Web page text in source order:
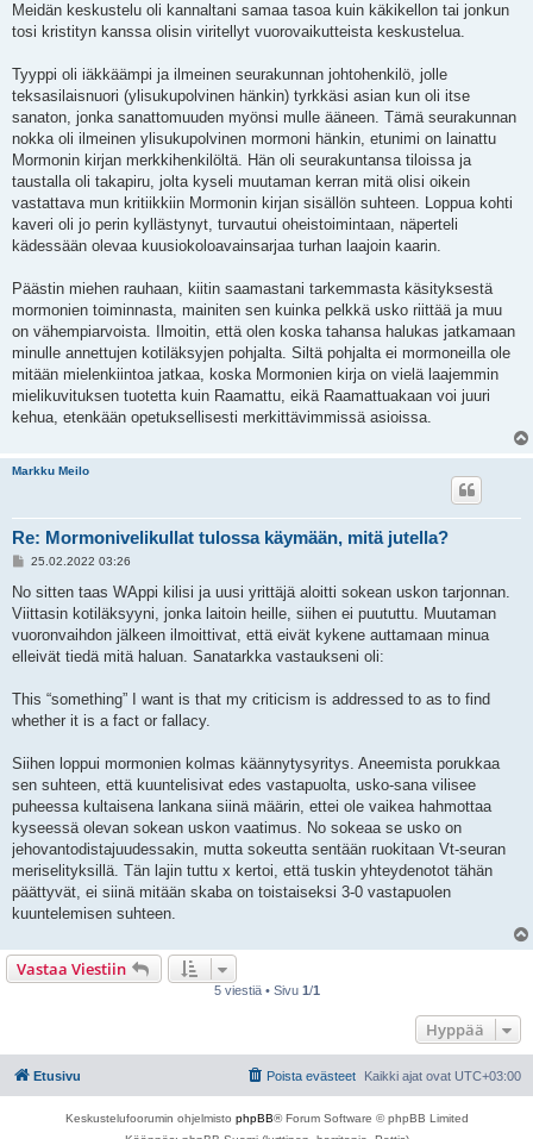
Meidän keskustelu oli kannaltani samaa tasoa kuin käkikellon tai jonkun
tosi kristityn kanssa olisin viritellyt vuorovaikutteista keskustelua.
Tyyppi oli iäkkäämpi ja ilmeinen seurakunnan johtohenkilö, jolle
teksasilaisnuori (ylisukupolvinen hänkin) tyrkkäsi asian kun oli itse
sanaton, jonka sanattomuuden myönsi mulle ääneen. Tämä seurakunnan
nokka oli ilmeinen ylisukupolvinen mormoni hänkin, etunimi on lainattu
Mormonin kirjan merkkihenkilöltä. Hän oli seurakuntansa tiloissa ja
taustalla oli takapiru, jolta kyseli muutaman kerran mitä olisi oikein
vastattava mun kritiikkiin Mormonin kirjan sisällön suhteen. Loppua kohti
kaveri oli jo perin kyllästynyt, turvautui oheistoimintaan, näperteli
kädessään olevaa kuusiokoloavainsarjaa turhan laajoin kaarin.
Päästin miehen rauhaan, kiitin saamastani tarkemmasta käsityksestä
mormonien toiminnasta, mainiten sen kuinka pelkkä usko riittää ja muu
on vähempiarvoista. Ilmoitin, että olen koska tahansa halukas jatkamaan
minulle annettujen kotiläksyjen pohjalta. Siltä pohjalta ei mormoneilla ole
mitään mielenkiintoa jatkaa, koska Mormonien kirja on vielä laajemmin
mielikuvituksen tuotetta kuin Raamattu, eikä Raamattuakaan voi juuri
kehua, etenkään opetuksellisesti merkittävimmissä asioissa.
Markku Meilo
Re: Mormonivelikullat tulossa käymään, mitä jutella?
V
e
t
i
25.02.2022 03:26
No sitten taas WAppi kilisi ja uusi yrittäjä aloitti sokean uskon tarjonnan.
Viittasin kotiläksyyni, jonka laitoin heille, siihen ei puututtu. Muutaman
vuoronvaihdon jälkeen ilmoittivat, että eivät kykene auttamaan minua
elleivät tiedä mitä haluan. Sanatarkka vastaukseni oli:
This “something” I want is that my criticism is addressed to as to find
whether it is a fact or fallacy.
Siihen loppui mormonien kolmas käännytysyritys. Aneemista porukkaa
sen suhteen, että kuuntelisivat edes vastapuolta, usko-sana vilisee
puheessa kultaisena lankana siinä määrin, ettei ole vaikea hahmottaa
kyseessä olevan sokean uskon vaatimus. No sokeaa se usko on
jehovantodistajuudessakin, mutta sokeutta sentään ruokitaan Vt-seuran
meriselityksillä. Tän lajin tuttu x kertoi, että tuskin yhteydenotot tähän
päättyvät, ei siinä mitään skaba on toistaiseksi 3-0 vastapuolen
kuuntelemisen suhteen.
Vastaa Viestiin
5 viestiä • Sivu 1/1
Hyppää
Etusivu Kaikki ajat ovat UTC+03:00
Poista evästeet
Keskustelufoorumin ohjelmisto phpBB® Forum Software © phpBB Limited